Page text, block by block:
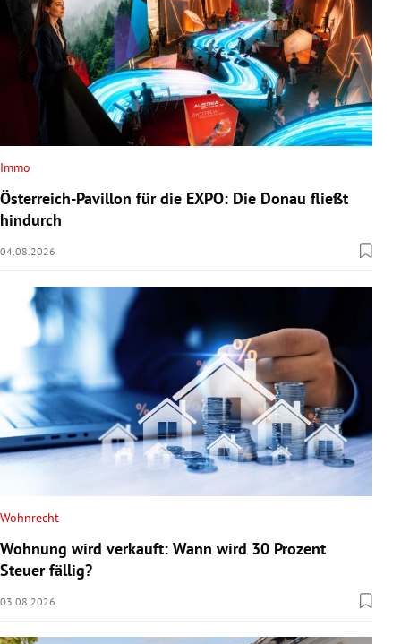
Immo
Österreich-Pavillon für die EXPO: Die Donau fließt
hindurch
04.08.2026
Wohnrecht
Wohnung wird verkauft: Wann wird 30 Prozent
Steuer fällig?
03.08.2026